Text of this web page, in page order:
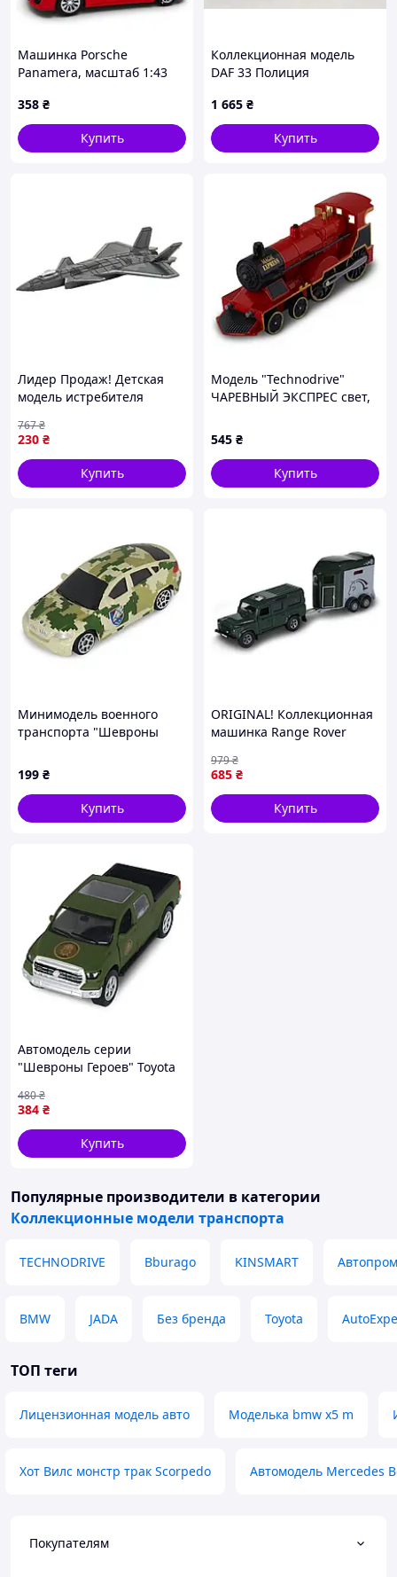
Машинка Porsche
Panamera, масштаб 1:43
Комбинированный
Красный (302619)
358 ₴
Купить
Коллекционная модель
DAF 33 Полиция
Полицейские машины
мира. Масштаб 1:43
1 665 ₴
Купить
Лидер Продаж! Детская
модель истребителя
масштаб 1:64 - КлікБай
230 ₴
767₴
Купить
Модель "Technodrive"
ЧАРЕВНЫЙ ЭКСПРЕС свет,
No510603.270/КондиСвит/
545 ₴
Купить
Минимодель военного
транспорта "Шевроны
250363UM-5
199 ₴
Купить
ORIGINAL! Коллекционная
машинка Range Rover
прицепом и фигурками
лошадей - Качество!
Гарантия!
685 ₴
979₴
Купить
Автомодель серии
"Шевроны Героев" Toyota
KM60083 buzyna
384 ₴
480₴
Купить
Популярные производители в категории
Коллекционные модели транспорта
TECHNODRIVE Bburago KINSMART Автопром
BMW JADA Без бренда Toyota
ТОП теги
Лицензионная модель авто Моделька bmw x5 m
Хот Вилс монстр трак Scorpedo Автомодель Mercedes
Покупателям